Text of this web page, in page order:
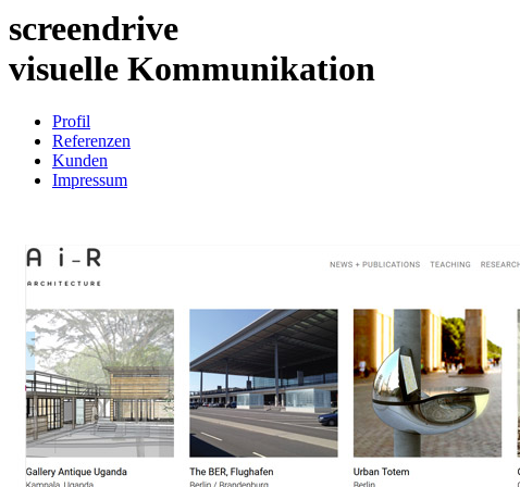
screendrive
visuelle Kommunikation
Profil
Referenzen
Kunden
Impressum